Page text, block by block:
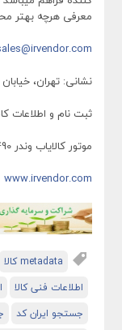
معرفی هرچه بهتر
نشانی: تهران، خیابان ولیعصر
ثبت نام و اطلاعات
موتور کالایاب وندر 02188198490
www.irvendor.com
metadata کالا
اطلاعات فنی کالا
جستجو ایران کد